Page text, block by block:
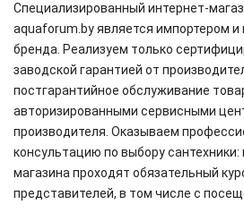
Специализированный интернет-
aquaforum.by является импортером
бренда. Реализуем только
заводской гарантией от
постгарантийное обслуживание
авторизированными сервисными
производителя. Оказываем
консультацию по выбору сантехники:
магазина проходят обязательный
представителей, в том числе с